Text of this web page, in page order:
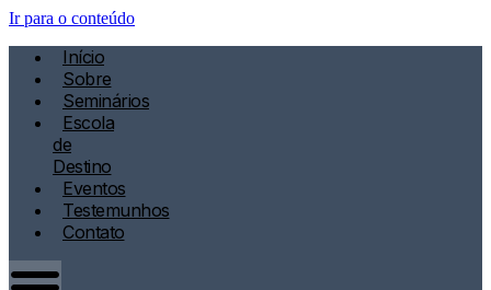
Ir para o conteúdo
Início
Sobre
Seminários
Escola
de
Destino
Eventos
Testemunhos
Contato